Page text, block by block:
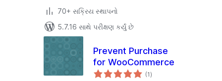
70+ સક્રિય સ્થાપનો
5.7.16 સાથે પરીક્ષણ કર્યું છે
Prevent Purchase
for WooCommerce
(1કુલ
રેટિંગ્સ
)